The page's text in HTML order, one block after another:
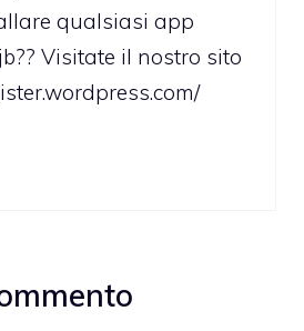
qualsiasi app
Visitate il nostro sito